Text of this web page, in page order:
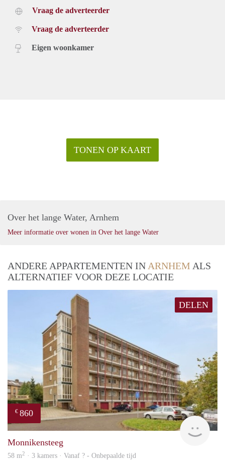
Vraag de adverteerder
Vraag de adverteerder
Eigen woonkamer
TONEN OP KAART
Over het lange Water, Arnhem
Meer informatie over wonen in Over het lange Water
ANDERE APPARTEMENTEN IN ARNHEM ALS
ALTERNATIEF VOOR DEZE LOCATIE
DELEN
€ 860
Monnikensteeg
58 m2 · 3 kamers · Vanaf ? - Onbepaalde tijd